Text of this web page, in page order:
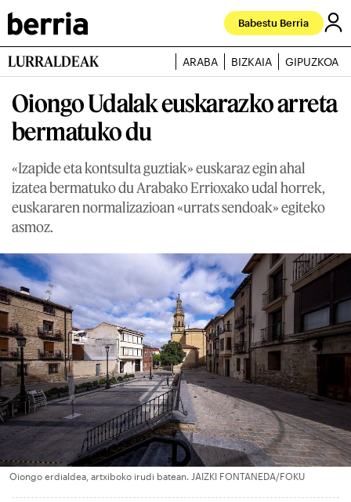
Babestu Berria
LURRALDEAK ARABA BIZKAIA GIPUZKOA
Oiongo Udalak euskarazko arreta
bermatuko du
«Izapide eta kontsulta guztiak» euskaraz egin ahal
izatea bermatuko du Arabako Errioxako udal horrek,
euskararen normalizazioan «urrats sendoak» egiteko
asmoz.
Oiongo erdialdea, artxiboko irudi batean. JAIZKI FONTANEDA/FOKU